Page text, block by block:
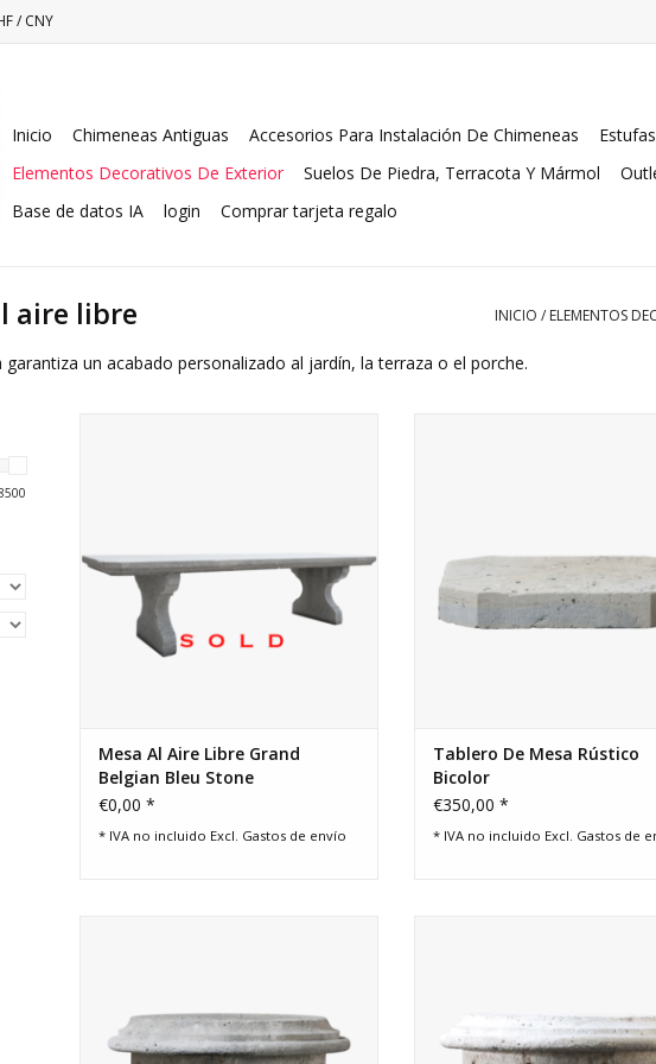
/CNY
Inicio Chimeneas Antiguas Accesorios Para Instalación De Chimeneas Estufas
Elementos Decorativos De Exterior
Suelos De Piedra, Terracota Y Mármol
Base de datos IA
login Comprar tarjeta regalo
aire libre INICIO / ELEMENTOS
un acabado personalizado al jardín, la terraza o el porche.
Mesa Al Aire Libre Grand
Belgian Bleu Stone
€0,00 *
* IVA no incluido Excl. Gastos de envío
Tablero De Mesa Rústico
Bicolor
€350,00 *
* IVA no incluido Excl. Gastos de
AÑADIR A LA CESTA
AÑADIR A LA CESTA